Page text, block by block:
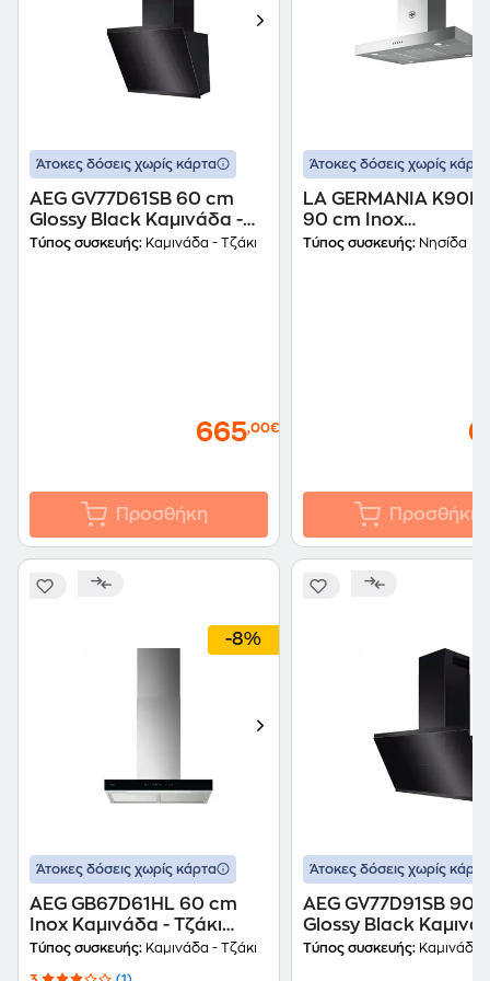
Άτοκες δόσεις χωρίς κάρτα
AEG GV77D61SB 60 cm
Glossy Black Καμινάδα -
Τζάκι Απορροφητήρας
Τύπος συσκευής: Καμινάδα - Τζάκι
665,00€
Προσθήκη
Άτοκες δόσεις χωρίς κάρτα
LA GERMANIA
90 cm Inox
Απορροφητήρας
Τύπος συσκευής: Νησίδα
Προσθήκη
-8%
Άτοκες δόσεις χωρίς κάρτα
AEG GB67D61HL 60 cm
Inox Καμινάδα - Τζάκι
Απορροφητήρας
Τύπος συσκευής: Καμινάδα - Τζάκι
Άτοκες δόσεις χωρίς κάρτα
AEG GV77D91SB 90
Glossy Black
Τζάκι
Τύπος συσκευής: Καμινάδα